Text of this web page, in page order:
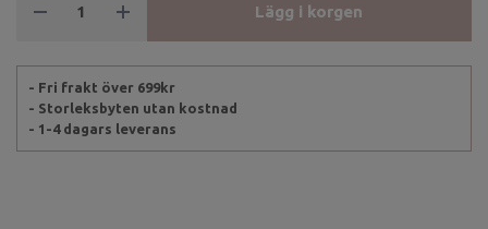
Lägg i korgen
- Fri frakt över 699kr
- Storleksbyten utan kostnad
- 1-4 dagars leverans